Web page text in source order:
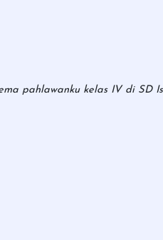
pahlawanku kelas IV di SD